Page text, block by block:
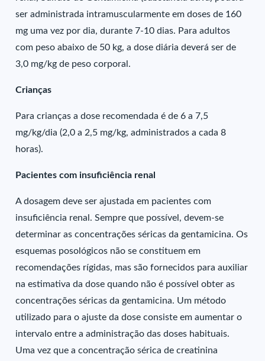
ser administrada intramuscularmente em doses de 160
mg uma vez por dia, durante 7-10 dias. Para adultos
com peso abaixo de 50 kg, a dose diária deverá ser de
3,0 mg/kg de peso corporal.
Crianças
Para crianças a dose recomendada é de 6 a 7,5
mg/kg/dia (2,0 a 2,5 mg/kg, administrados a cada 8
horas).
Pacientes com insuficiência renal
A dosagem deve ser ajustada em pacientes com
insuficiência renal. Sempre que possível, devem-se
determinar as concentrações séricas da gentamicina. Os
esquemas posológicos não se constituem em
recomendações rígidas, mas são fornecidos para auxiliar
na estimativa da dose quando não é possível obter as
concentrações séricas da gentamicina. Um método
utilizado para o ajuste da dose consiste em aumentar o
intervalo entre a administração das doses habituais.
Uma vez que a concentração sérica de creatinina